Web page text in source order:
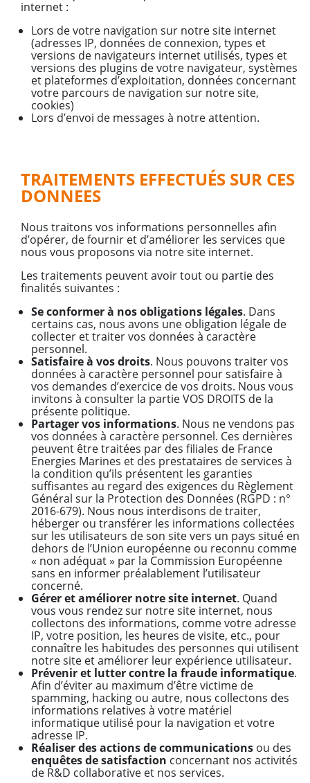
internet :
Lors de votre navigation sur notre site internet
(adresses IP, données de connexion, types et
versions de navigateurs internet utilisés, types et
versions des plugins de votre navigateur, systèmes
et plateformes d’exploitation, données concernant
votre parcours de navigation sur notre site,
cookies)
Lors d’envoi de messages à notre attention.
TRAITEMENTS EFFECTUÉS SUR CES
DONNEES
Nous traitons vos informations personnelles afin
d’opérer, de fournir et d’améliorer les services que
nous vous proposons via notre site internet.
Les traitements peuvent avoir tout ou partie des
finalités suivantes :
Se conformer à nos obligations légales. Dans
certains cas, nous avons une obligation légale de
collecter et traiter vos données à caractère
personnel.
Satisfaire à vos droits. Nous pouvons traiter vos
données à caractère personnel pour satisfaire à
vos demandes d’exercice de vos droits. Nous vous
invitons à consulter la partie VOS DROITS de la
présente politique.
Partager vos informations. Nous ne vendons pas
vos données à caractère personnel. Ces dernières
peuvent être traitées par des filiales de France
Energies Marines et des prestataires de services à
la condition qu’ils présentent les garanties
suffisantes au regard des exigences du Règlement
Général sur la Protection des Données (RGPD : n°
2016-679). Nous nous interdisons de traiter,
héberger ou transférer les informations collectées
sur les utilisateurs de son site vers un pays situé en
dehors de l’Union européenne ou reconnu comme
« non adéquat » par la Commission Européenne
sans en informer préalablement l’utilisateur
concerné.
Gérer et améliorer notre site internet. Quand
vous vous rendez sur notre site internet, nous
collectons des informations, comme votre adresse
IP, votre position, les heures de visite, etc., pour
connaître les habitudes des personnes qui utilisent
notre site et améliorer leur expérience utilisateur.
Prévenir et lutter contre la fraude informatique.
Afin d’éviter au maximum d’être victime de
spamming, hacking ou autre, nous collectons des
informations relatives à votre matériel
informatique utilisé pour la navigation et votre
adresse IP.
Réaliser des actions de communications ou des
enquêtes de satisfaction concernant nos activités
de R&D collaborative et nos services.